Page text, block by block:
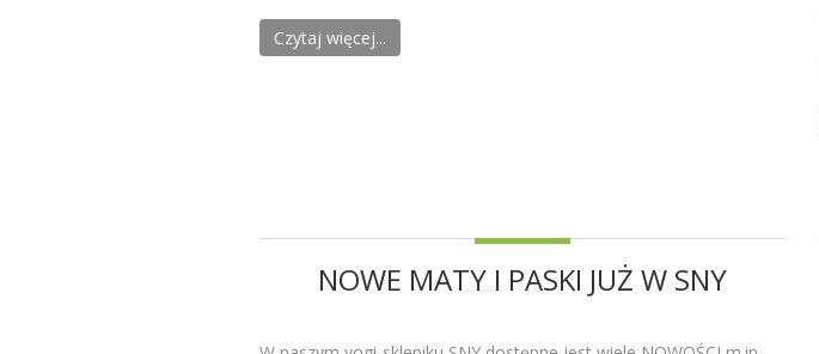
Czytaj więcej...
NOWE MATY I PASKI JUŻ W SNY